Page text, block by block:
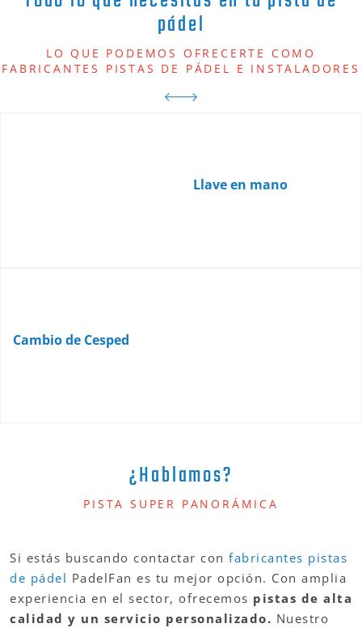
pádel
LO QUE PODEMOS OFRECERTE COMO
FABRICANTES PISTAS DE PÁDEL E INSTALADORES
Llave en mano
Cambio de Cesped
¿Hablamos?
PISTA SUPER PANORÁMICA
Si estás buscando contactar con fabricantes pistas
de pádel PadelFan es tu mejor opción. Con amplia
experiencia en el sector, ofrecemos pistas de alta
calidad y un servicio personalizado. Nuestro